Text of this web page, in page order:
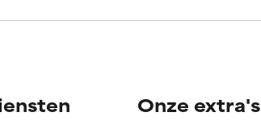
nog niet
nog niet
Onze extra's